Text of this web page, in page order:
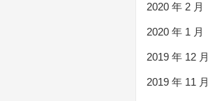
2020 年 2 月
2020 年 1 月
2019 年 12 月
2019 年 11 月